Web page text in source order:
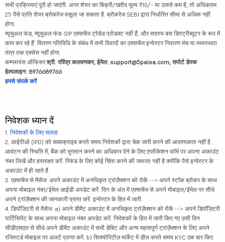
सभी प्रक्रियाएं पूरी हो जाएंगी. अगर शेयर का बिक्री/खरीद मूल्य ₹10/- या उससे कम है, तो अधिकतम
25 पैसे प्रति शेयर ब्रोकरेज वसूला जा सकता है. ब्रोकरेज SEBI द्वारा निर्धारित सीमा से अधिक नहीं
होगा.
म्यूचुअल फंड, म्यूचुअल फंड-SIP एक्सचेंज ट्रेडेड प्रोडक्ट नहीं हैं, और सदस्य बस डिस्ट्रीब्यूटर के रूप में
काम कर रहे हैं. वितरण गतिविधि के संबंध में सभी विवादों का एक्सचेंज इन्वेस्टर निवारण मंच या मध्यस्थता
तंत्र तक एक्सेस नहीं होगा.
कम्प्लायंस ऑफिसर:श्री. रविंद्र कलवणकर, ईमेल: support@5paisa.com, सपोर्ट डेस्क
हेल्पलाइन: 8976689766
हमसे संपर्क करें
निवेशक ध्यान दें
1. निवेशकों के लिए सलाह
2. आईपीओ (IPO) को सब्सक्राइब करते समय निवेशकों द्वारा चेक जारी करने की आवश्यकता नहीं है.
आवंटन की स्थिति में, बैंक को भुगतान करने का अधिकार देने के लिए एप्लीकेशन फॉर्म पर अपना अकाउंट
नंबर लिखें और हस्ताक्षर करें. रिफंड के लिए कोई चिंता करने की जरूरत नहीं है क्योंकि पैसे इन्वेस्टर के
अकाउंट में ही रहते हैं.
3. एक्सचेंज से मैसेज: अपने अकाउंट में अनधिकृत ट्रांज़ैक्शन को रोकें --> अपने स्टॉक ब्रोकर के साथ
अपना मोबाइल नंबर/ईमेल आईडी अपडेट करें. दिन के अंत में एक्सचेंज से अपने मोबाइल/ईमेल पर सीधे
अपने ट्रांज़ैक्शन की जानकारी प्राप्त करें. इन्वेस्टर के हित में जारी.
4. डिपॉज़िटरी से मैसेज: a) अपने डीमैट अकाउंट में अनधिकृत ट्रांज़ैक्शन को रोकें --> अपने डिपॉज़िटरी
पार्टिसिपेंट के साथ अपना मोबाइल नंबर अपडेट करें. निवेशकों के हित में जारी किए गए उसी दिन
सीडीएसएल से सीधे अपने डीमैट अकाउंट में सभी डेबिट और अन्य महत्वपूर्ण ट्रांज़ैक्शन के लिए अपने
रजिस्टर्ड मोबाइल पर अलर्ट प्राप्त करें. b) सिक्योरिटीज़ मार्केट में डील करते समय KYC एक बार किए